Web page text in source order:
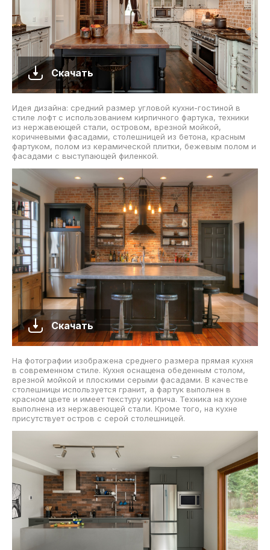
Скачать
Идея дизайна: средний размер угловой кухни-гостиной в
стиле лофт с использованием кирпичного фартука, техники
из нержавеющей стали, островом, врезной мойкой,
коричневыми фасадами, столешницей из бетона, красным
фартуком, полом из керамической плитки, бежевым полом и
фасадами с выступающей филенкой.
Скачать
На фотографии изображена среднего размера прямая кухня
в современном стиле. Кухня оснащена обеденным столом,
врезной мойкой и плоскими серыми фасадами. В качестве
столешницы используется гранит, а фартук выполнен в
красном цвете и имеет текстуру кирпича. Техника на кухне
выполнена из нержавеющей стали. Кроме того, на кухне
присутствует остров с серой столешницей.